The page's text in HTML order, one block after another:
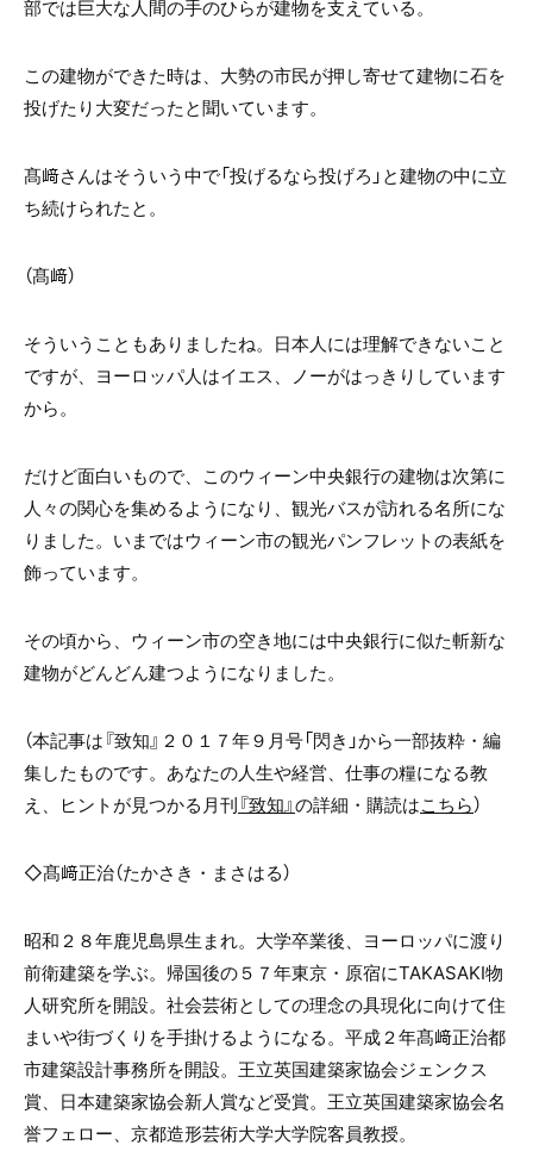
部では巨大な人間の手のひらが建物を支えている。
この建物ができた時は、大勢の市民が押し寄せて建物に石を
投げたり大変だったと聞いています。
髙﨑さんはそういう中で「投げるなら投げろ」と建物の中に立
ち続けられたと。
（髙﨑）
そういうこともありましたね。日本人には理解できないこと
ですが、ヨーロッパ人はイエス、ノーがはっきりしています
から。
だけど面白いもので、このウィーン中央銀行の建物は次第に
人々の関心を集めるようになり、観光バスが訪れる名所にな
りました。いまではウィーン市の観光パンフレットの表紙を
飾っています。
その頃から、ウィーン市の空き地には中央銀行に似た斬新な
建物がどんどん建つようになりました。
（本記事は『致知』２０１７年９月号「閃き」から一部抜粋・編
集したものです。 あなたの人生や経営、仕事の糧になる教
え、ヒントが見つかる月刊『致知』の詳細・購読はこちら）
◇髙﨑正治（たかさき・まさはる）
昭和２８年鹿児島県生まれ。大学卒業後、ヨーロッパに渡り
前衛建築を学ぶ。帰国後の５７年東京・原宿にTAKASAKI物
人研究所を開設。社会芸術としての理念の具現化に向けて住
まいや街づくりを手掛けるようになる。平成２年髙﨑正治都
市建築設計事務所を開設。王立英国建築家協会ジェンクス
賞、日本建築家協会新人賞など受賞。王立英国建築家協会名
誉フェロー、京都造形芸術大学大学院客員教授。